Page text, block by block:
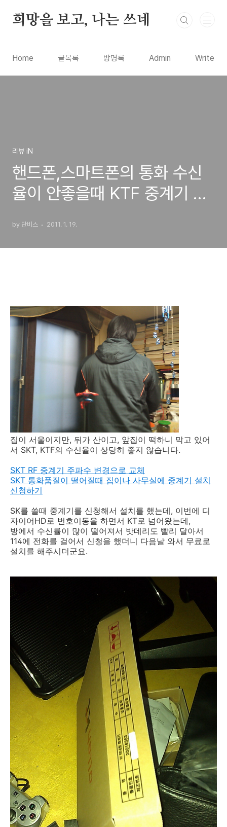
희망을 보고, 나는 쓰네
Home 글목록 방명록 Admin Write
리뷰 iN
핸드폰,스마트폰의 통화 수신
율이 안좋을때 KTF 중계기 안
by 단비스 2011. 1. 19.
집이 서울이지만, 뒤가 산이고, 앞집이 떡하니 막고 있어
서 SKT, KTF의 수신율이 상당히 좋지 않습니다.
SKT RF 중계기 주파수 변경으로 교체
SKT 통화품질이 떨어질때 집이나 사무실에 중계기 설치
신청하기
SK를 쓸때 중계기를 신청해서 설치를 했는데, 이번에 디
자이어HD로 번호이동을 하면서 KT로 넘어왔는데,
방에서 수신률이 많이 떨어져서 밧데리도 빨리 달아서
114에 전화를 걸어서 신청을 했더니 다음날 와서 무료로
설치를 해주시더군요.